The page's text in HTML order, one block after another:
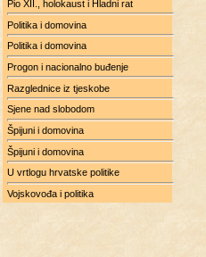
Pio XII., holokaust i Hladni rat
Politika i domovina
Politika i domovina
Progon i nacionalno buđenje
Razglednice iz tjeskobe
Sjene nad slobodom
Špijuni i domovina
Špijuni i domovina
U vrtlogu hrvatske politike
Vojskovođa i politika